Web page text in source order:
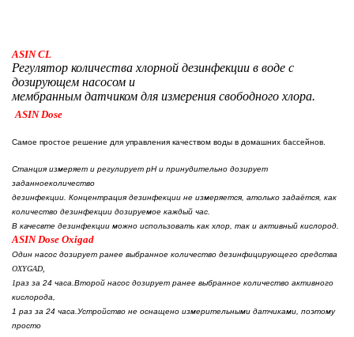
ASIN CL
Регулятор количества хлорной дезинфекции в воде с
дозирующем насосом и
мембранным датчиком для измерения свободного хлора.
ASIN Dose
Самое простое решение для управления качеством воды в домашних бассейнов
Станция измеряет и регулирует pHи принудительно дозирует
заданноеколичество
дезинфекции Концентрация дезинфекции не измеряется атолько задаётся как
количество дезинфекции дозируемое каждый час
В качесвте дезинфекции можно использовать как хлор, так и активный кислород.
ASIN Dose Oxigad
Один насос дозирует ранее выбранное количество дезинфицирующего средства
OXYGAD,
1раз за 24 часа Второй насос дозирует ранее выбранное количество активного
кислорода
1 раз за 24 часа Устройство не оснащено измерительными датчиками поэтому
просто